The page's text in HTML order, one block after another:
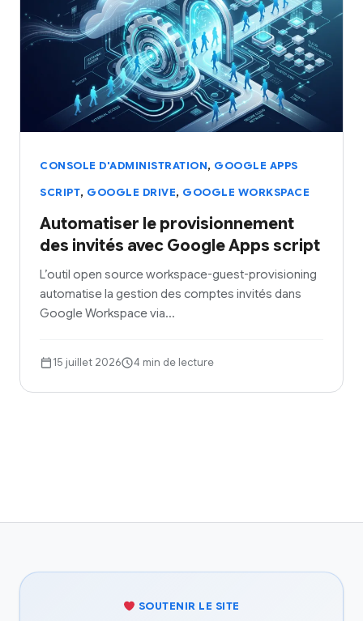
CONSOLE D'ADMINISTRATION, GOOGLE APPS
SCRIPT, GOOGLE DRIVE, GOOGLE WORKSPACE
Automatiser le provisionnement
des invités avec Google Apps script
L’outil open source workspace-guest-provisioning
automatise la gestion des comptes invités dans
Google Workspace via…
15 juillet 2026 4 min de lecture
SOUTENIR LE SITE